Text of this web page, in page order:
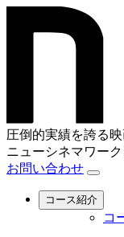
圧倒的実績を誇る
ニューシネマワー
お問い合わせ
コース紹介
コ